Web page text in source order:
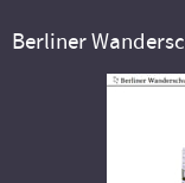
Berliner